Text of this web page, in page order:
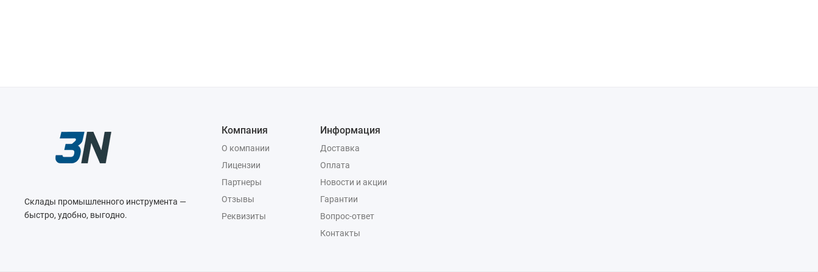
Склады промышленного инструмента —
быстро, удобно, выгодно.
Компания
О компании
Лицензии
Партнеры
Отзывы
Реквизиты
Информация
Доставка
Оплата
Новости и акции
Гарантии
Вопрос-ответ
Контакты